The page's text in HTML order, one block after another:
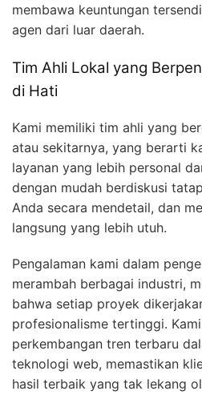
membawa keuntungan
agen dari luar daerah.
Tim Ahli Lokal yang
di Hati
Kami memiliki tim ahli yang
atau sekitarnya, yang berarti
layanan yang lebih personal
dengan mudah berdiskusi
Anda secara mendetail, dan
langsung yang lebih utuh.
Pengalaman kami dalam
merambah berbagai industri,
bahwa setiap proyek
profesionalisme tertinggi.
perkembangan tren terbaru
teknologi web, memastikan
hasil terbaik yang tak lekang